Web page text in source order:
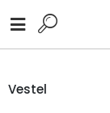
Vestel